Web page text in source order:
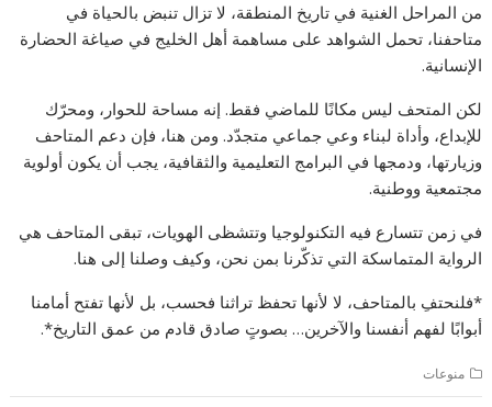
من المراحل الغنية في تاريخ المنطقة، لا تزال تنبض بالحياة في
متاحفنا، تحمل الشواهد على مساهمة أهل الخليج في صياغة الحضارة
الإنسانية.
لكن المتحف ليس مكانًا للماضي فقط. إنه مساحة للحوار، ومحرّك
للإبداع، وأداة لبناء وعي جماعي متجدّد. ومن هنا، فإن دعم المتاحف
وزيارتها، ودمجها في البرامج التعليمية والثقافية، يجب أن يكون أولوية
مجتمعية ووطنية.
في زمن تتسارع فيه التكنولوجيا وتتشظى الهويات، تبقى المتاحف هي
الرواية المتماسكة التي تذكّرنا بمن نحن، وكيف وصلنا إلى هنا.
*فلنحتفِ بالمتاحف، لا لأنها تحفظ تراثنا فحسب، بل لأنها تفتح أمامنا
أبوابًا لفهم أنفسنا والآخرين… بصوتٍ صادق قادم من عمق التاريخ*.
منوعات